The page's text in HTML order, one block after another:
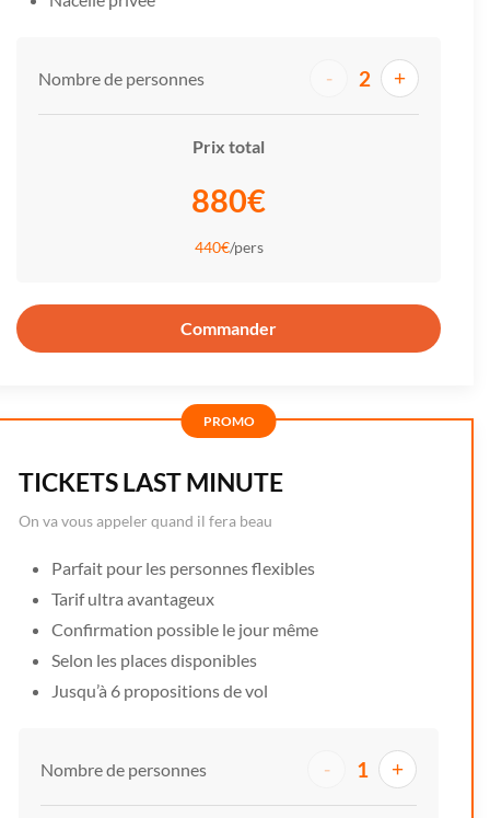
Nombre de personnes - 2 +
Prix total
880€
440€/pers
Commander
PROMO
TICKETS LAST MINUTE
On va vous appeler quand il fera beau
Parfait pour les personnes flexibles
Tarif ultra avantageux
Confirmation possible le jour même
Selon les places disponibles
Jusqu’à 6 propositions de vol
Nombre de personnes - 1 +